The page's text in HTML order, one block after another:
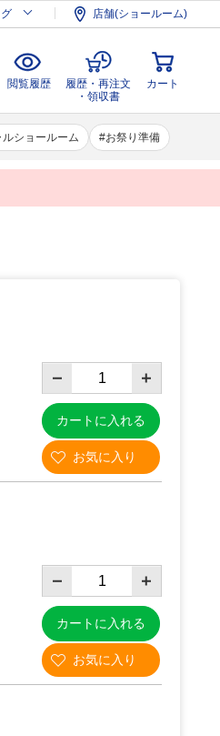
店舗(ショールーム)
閲覧履歴
履歴・再注文
・領収書
カート
ショールーム お祭り準備
閲覧履歴
履歴・再注文
・領収書
カート
カートに入れる
カートに入れる